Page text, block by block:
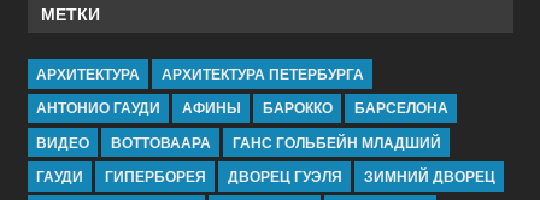
МЕТКИ
АРХИТЕКТУРА
АРХИТЕКТУРА ПЕТЕРБУРГА
АНТОНИО ГАУДИ
АФИНЫ БАРОККО
БАРСЕЛОНА
ВИДЕО
ВОТТОВААРА
ГАНС ГОЛЬБЕЙН МЛАДШИЙ
ГАУДИ
ГИПЕРБОРЕЯ ДВОРЕЦ ГУЭЛЯ ЗИМНИЙ ДВОРЕЦ